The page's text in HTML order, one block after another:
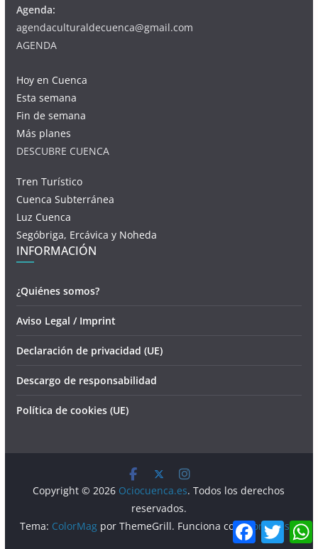
Agenda:
agendaculturaldecuenca@gmail.com
AGENDA
Hoy en Cuenca
Esta semana
Fin de semana
Más planes
DESCUBRE CUENCA
Tren Turístico
Cuenca Subterránea
Luz Cuenca
Segóbriga, Ercávica y Noheda
INFORMACIÓN
¿Quiénes somos?
Aviso Legal / Imprint
Declaración de privacidad (UE)
Descargo de responsabilidad
Política de cookies (UE)
Copyright © 2026 Ociocuenca.es. Todos los derechos
reservados.
Tema: ColorMag por ThemeGrill. Funciona conWordPress.
F
a
T
w